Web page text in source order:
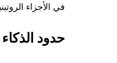
في الأجزاء
حدود